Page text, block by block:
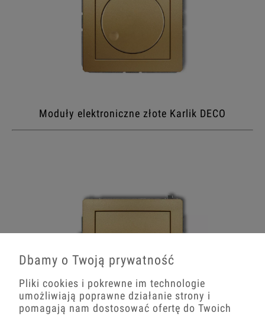
Moduły elektroniczne złote Karlik DECO
Dbamy o Twoją prywatność
Pliki cookies i pokrewne im technologie
umożliwiają poprawne działanie strony i
pomagają nam dostosować ofertę do Twoich